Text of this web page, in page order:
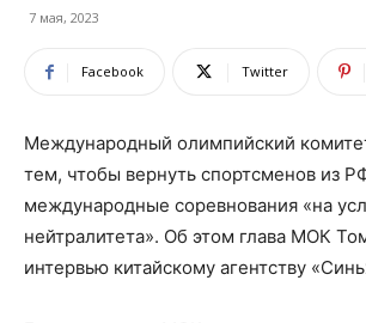
7 мая, 2023
Facebook Twitter
Международный олимпийский
тем, чтобы вернуть спортсменов из
международные соревнования «на
нейтралитета». Об этом глава МОК
интервью китайскому агентству